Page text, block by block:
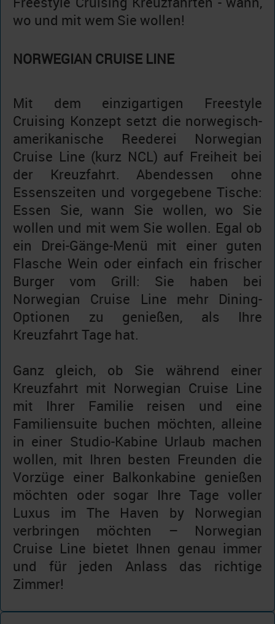
wo und mit wem Sie wollen!
NORWEGIAN CRUISE LINE
Mit dem einzigartigen Freestyle
Cruising Konzept setzt die norwegisch-
amerikanische Reederei Norwegian
Cruise Line (kurz NCL) auf Freiheit bei
der Kreuzfahrt. Abendessen ohne
Essenszeiten und vorgegebene Tische:
Essen Sie, wann Sie wollen, wo Sie
wollen und mit wem Sie wollen. Egal ob
ein Drei-Gänge-Menü mit einer guten
Flasche Wein oder einfach ein frischer
Burger vom Grill: Sie haben bei
Norwegian Cruise Line mehr Dining-
Optionen zu genießen, als Ihre
Kreuzfahrt Tage hat.
Ganz gleich, ob Sie während einer
Kreuzfahrt mit Norwegian Cruise Line
mit Ihrer Familie reisen und eine
Familiensuite buchen möchten, alleine
in einer Studio-Kabine Urlaub machen
wollen, mit Ihren besten Freunden die
Vorzüge einer Balkonkabine genießen
möchten oder sogar Ihre Tage voller
Luxus im The Haven by Norwegian
verbringen möchten – Norwegian
Cruise Line bietet Ihnen genau immer
und für jeden Anlass das richtige
Zimmer!